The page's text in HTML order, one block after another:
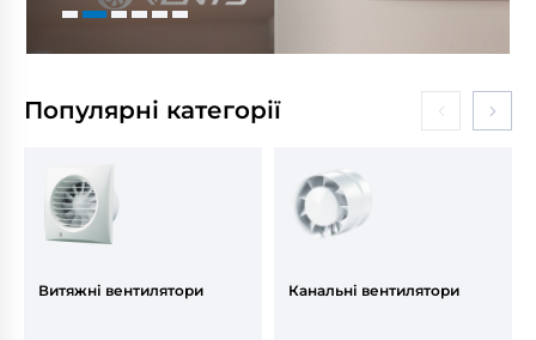
Популярні категорії
Витяжні вентилятори Канальні вентилятори